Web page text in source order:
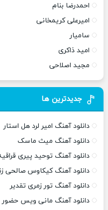
احمدرضا بنام
امیرعلی کریمخانی
سامیار
امید ذاکری
مجید اصلاحی
جدیدترین ها
دانلود آهنگ امیر لرد هل استار
دانلود آهنگ میث ماسک
دانلود آهنگ توحید پیری
دانلود آهنگ کیکاوس صالحی
دانلود آهنگ تور زمری تقدیر
دانلود آهنگ مانی ویس حضور